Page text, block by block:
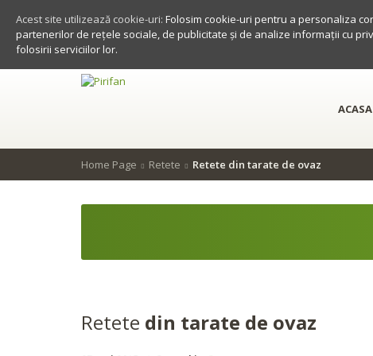
ACASA
Home Page Retete Retete din tarate de ovaz
Retete din tarate de ovaz
Acest site utilizează cookie-uri: Folosim cookie-uri pentru a personaliza
partenerilor de rețele sociale, de publicitate și de analize informații cu
folosirii serviciilor lor.